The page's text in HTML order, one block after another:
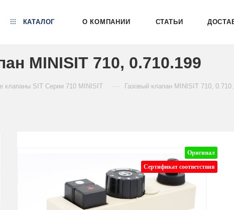
КАТАЛОГ О КОМПАНИИ СТАТЬИ
MINISIT 710, 0.710.199
клапаны SIT Серии 710 MINISIT Газовый клапан MINISIT 710,
Оригинал
Сертификат соответствия